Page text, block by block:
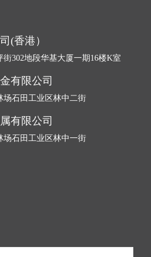
(香港）
302地段华基大厦一期16楼K室
有限公司
场石田工业区林中二街
有限公司
场石田工业区林中一街